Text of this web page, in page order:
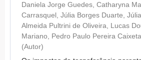
Daniela Jorge Guedes, Catharyna
Carrasquel, Júlia Borges Duarte, Júlia
Almeida Pultrini de Oliveira, Lucas
Mariano, Pedro Paulo Pereira Caixeta
(Autor)